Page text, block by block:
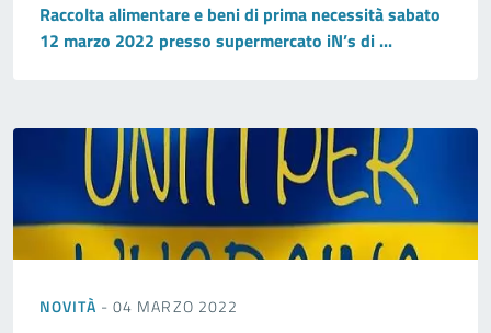
Raccolta alimentare e beni di prima necessità sabato
12 marzo 2022 presso supermercato iN’s di ...
NOVITÀ - 04 MARZO 2022